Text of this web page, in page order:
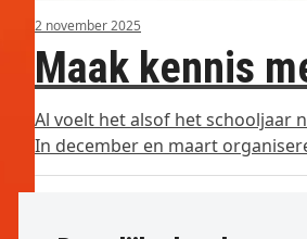
2 november 2025
Maak kennis
Al voelt het alsof het schooljaar
In december en maart